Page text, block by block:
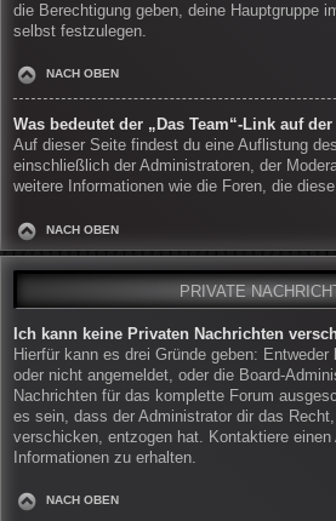
die Berechtigung geben, deine Hauptgruppe
selbst festzulegen.
NACH OBEN
Was bedeutet der „Das Team“-Link auf
Auf dieser Seite findest du eine Auflistung
einschließlich der Administratoren, der
weitere Informationen wie die Foren, die
NACH OBEN
PRIVATE
Ich kann keine Privaten Nachrichten
Hierfür kann es drei Gründe geben:
oder nicht angemeldet, oder die Board-
Nachrichten für das komplette Forum
es sein, dass der Administrator dir das
verschicken, entzogen hat. Kontaktiere
Informationen zu erhalten.
NACH OBEN